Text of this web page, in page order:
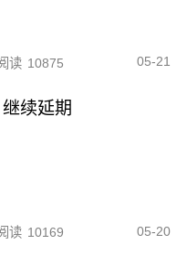
读 10875 05-21
续延期
读 10169 05-20